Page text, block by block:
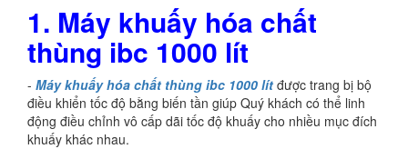
1. Máy khuấy hóa chất
thùng ibc 1000 lít
- Máy khuấy hóa chất thùng ibc 1000 lít được trang bị bộ
điều khiển tốc độ bằng biến tần giúp Quý khách có thể linh
động điều chỉnh vô cấp dãi tốc độ khuấy cho nhiều mục đích
khuấy khác nhau.